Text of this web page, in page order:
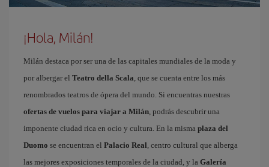
¡Hola, Milán!
Milán destaca por ser una de las capitales mundiales de la moda y
por albergar el Teatro della Scala, que se cuenta entre los más
renombrados teatros de ópera del mundo. Si encuentras nuestras
ofertas de vuelos para viajar a Milán, podrás descubrir una
imponente ciudad rica en ocio y cultura. En la misma plaza del
Duomo se encuentran el Palacio Real, centro cultural que alberga
las mejores exposiciones temporales de la ciudad, y la Galería